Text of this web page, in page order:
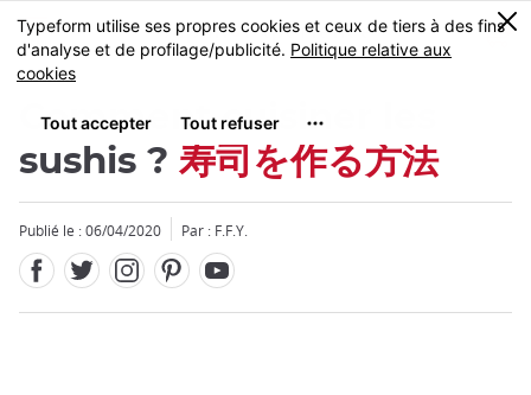
Skip
to
main
MENU
0
Comment cuisiner les
sushis ? 寿司を作る方法
Publié le : 06/04/2020 Par : F.F.Y.
Fermer
Fermer